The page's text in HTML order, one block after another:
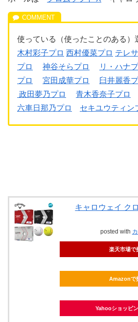
使っている（使ったことのある）
木村彩子プロ 西村優菜プロ テレ
プロ
神谷そらプロ リ・ハナ
プロ
宮田成華プロ 臼井麗香
政田夢乃プロ
青木香奈子プロ
六車日那乃プロ
セキユウティン
キャロウェイ ク
posted with
楽天市場で
Amazonで
Yahooショッピ